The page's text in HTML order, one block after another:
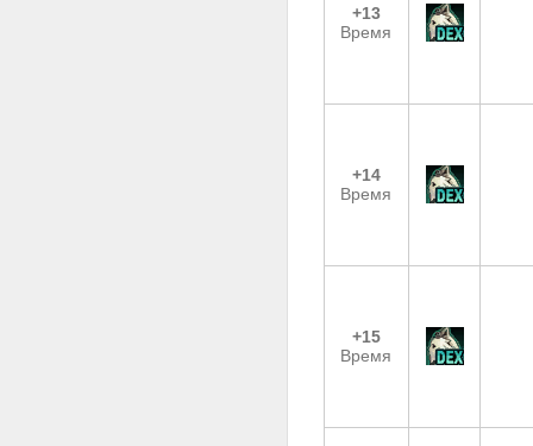
+13
Время
+14
Время
+15
Время